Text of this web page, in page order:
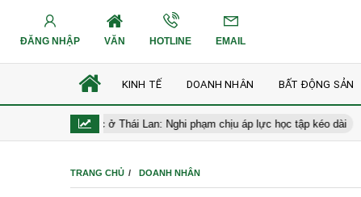
ĐĂNG NHẬP VĂN HOTLINE EMAIL
KINH TẾ DOANH NHÂN BẤT ĐỘNG SẢN
trường học ở Thái Lan: Nghi phạm chịu áp lực học tập kéo dài
TRANG CHỦ DOANH NHÂN